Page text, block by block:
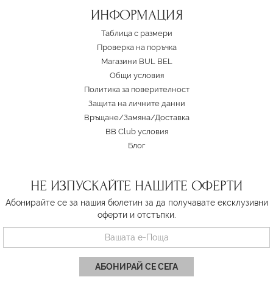
ИНФОРМАЦИЯ
Таблица с размери
Проверка на поръчка
Магазини BUL BEL
Oбщи условия
Политика за поверителност
Защита на личните данни
Връщане/Замяна/Доставка
BB Club условия
Блог
НЕ ИЗПУСКАЙТЕ НАШИТЕ ОФЕРТИ
Абонирайте се за нашия бюлетин за да получавате ексклузивни
оферти и отстъпки.
АБОНИРАЙ СЕ СЕГА